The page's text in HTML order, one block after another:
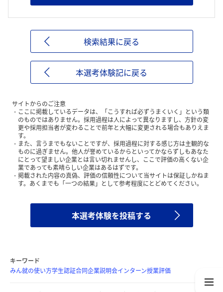
検索結果に戻る
本選考体験記に戻る
サイトからのご注意
ここに掲載しているデータは、「こうすれば必ずうまくいく」という類
のものではありません。採用過程は人によって異なりますし、方針の変
更や採用担当者が変わることで前年と大幅に変更される場合もありえま
す。
また、言うまでもないことですが、採用過程に対する感じ方は主観的な
ものに過ぎません。他人が誉めているからといってかならずしもあなた
にとって望ましい企業とは言い切れませんし、ここで評価の高くない企
業であっても素晴らしい企業はあるはずです。
掲載された内容の真偽、評価の信頼性について当サイトは保証しかねま
す。あくまでも「一つの結果」として参考程度にとどめてください。
本選考体験を投稿する
キーワード
みん就の使い方学生認証合同企業説明会インターン授業評価